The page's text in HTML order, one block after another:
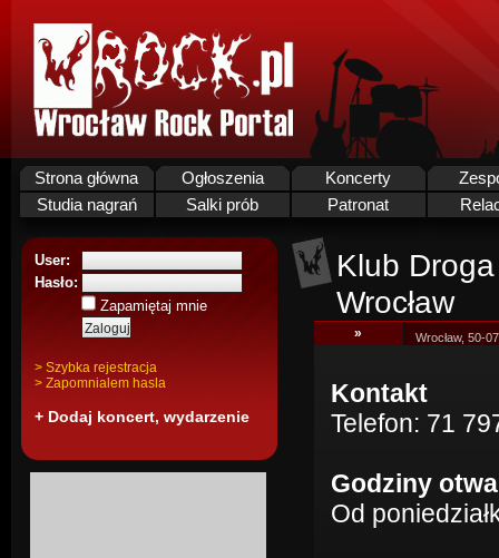
Strona główna Ogłoszenia Koncerty
Studia nagrań
Salki prób Patronat
User:
Hasło:
Zapamiętaj mnie
> Szybka rejestracja
> Zapomnialem hasla
+ Dodaj koncert, wydarzenie
Klub
Wrocław
» Wrocław, 50-
Kontakt
Telefon: 71
Godziny
Od